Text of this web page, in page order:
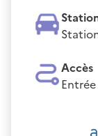
Accès